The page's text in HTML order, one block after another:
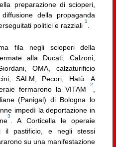
preparazione di scioperi,
della propaganda
politici e razziali
1
.
fila negli scioperi della
alla Ducati, Calzoni,
OMA, calzaturificio
SALM, Pecori, Hatù. A
fermarono la VITAM
2
(Panigal) di Bologna lo
impedì la deportazione in
3
. A Corticella le operaie
il pastificio, e negli stessi
su una manifestazione